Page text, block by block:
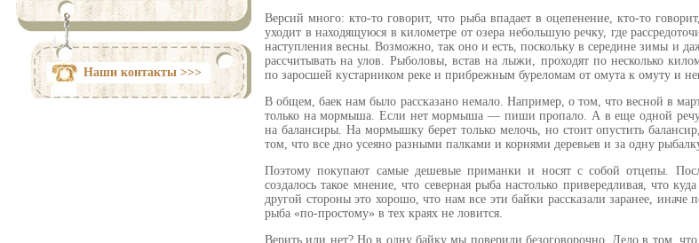
Наши контакты >>>
Версий много: кто-то говорит, что рыба впадает в оцепенение, кто-то
уходит в находящуюся в километре от озера небольшую речку, где
наступления весны. Возможно, так оно и есть, поскольку в середине зимы и
рассчитывать на улов. Рыболовы, встав на лыжи, проходят по несколько
по заросшей кустарником реке и прибрежным буреломам от омута к омуту и
В общем, баек нам было рассказано немало. Например, о том, что весной в
только на мормыша. Если нет мормыша — пиши пропало. А в еще одной
на балансиры. На мормышку берет только мелочь, но стоит опустить
том, что все дно усеяно разными палками и корнями деревьев и за одну
Поэтому покупают самые дешевые приманки и носят с собой отцепы.
создалось такое мнение, что северная рыба настолько привередливая, что
другой стороны это хорошо, что нам все эти байки рассказали заранее, иначе
рыба «по-простому» в тех краях не ловится.
Верить или нет? Но в одну байку мы поверили безоговорочно. Дело в том,